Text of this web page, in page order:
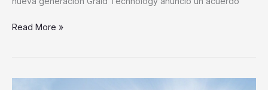
Read More »